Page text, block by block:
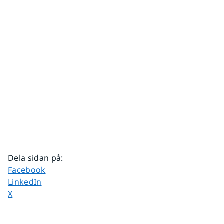
Dela sidan på:
Dela sidan på
Facebook
Dela sidan på
LinkedIn
Dela sidan på
X